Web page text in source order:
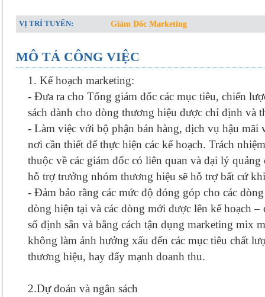
VỊ TRÍ TUYỂN: Giám Đốc Marketing
MÔ TẢ CÔNG VIỆC
1. Kế hoạch marketing:
- Đưa ra cho Tổng giám đốc các mục tiêu, chiến
sách dành cho dòng thương hiệu được chỉ định và
- Làm việc với bộ phận bán hàng, dịch vụ hậu mãi
nơi cần thiết để thực hiện các kế hoạch. Trách
thuộc về các giám đốc có liên quan và đại lý
hỗ trợ trưởng nhóm thương hiệu sẽ hỗ trợ bất cứ
- Đảm bảo rằng các mức độ đóng góp cho các
dòng hiện tại và các dòng mới được lên kế hoạch
số định sẵn và bằng cách tận dụng marketing mix
không làm ảnh hưởng xấu đến các mục tiêu chất
thương hiệu, hay đẩy mạnh doanh thu.
2.Dự đoán và ngân sách